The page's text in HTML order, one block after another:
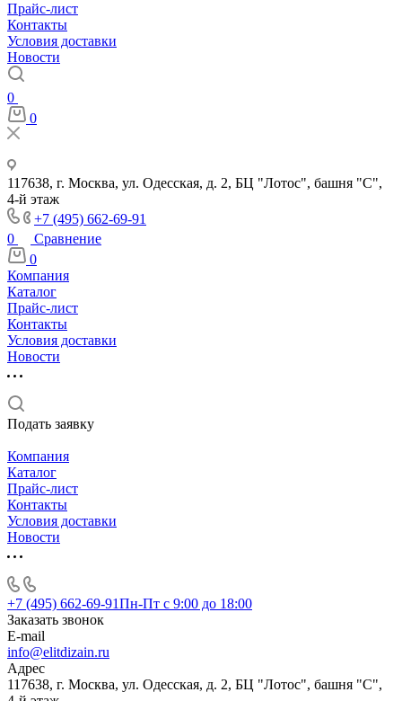
Прайс-лист
Контакты
Условия доставки
Новости
0
0
117638, г. Москва, ул. Одесская, д. 2, БЦ "Лотос", башня "С",
4-й этаж
+7 (495) 662-69-91
0
Сравнение
0
Компания
Каталог
Прайс-лист
Контакты
Условия доставки
Новости
Подать заявку
Компания
Каталог
Прайс-лист
Контакты
Условия доставки
Новости
+7 (495) 662-69-91Пн-Пт c 9:00 до 18:00
Заказать звонок
E-mail
info@elitdizain.ru
Адрес
117638, г. Москва, ул. Одесская, д. 2, БЦ "Лотос", башня "С",